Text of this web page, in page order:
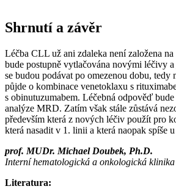
Shrnutí a závěr
Léčba CLL už ani zdaleka není založena
bude postupně vytlačována novými léčivy
se budou podávat po omezenou dobu,
půjde o kombinace venetoklaxu s
s obinutuzumabem. Léčebná odpověď bude
analýze MRD. Zatím však stále zůstává
především která z nových léčiv použít pro
která nasadit v 1. linii a která naopak spíše
prof. MUDr. Michael Doubek, Ph.D.
Interní hematologická a onkologická
Literatura: